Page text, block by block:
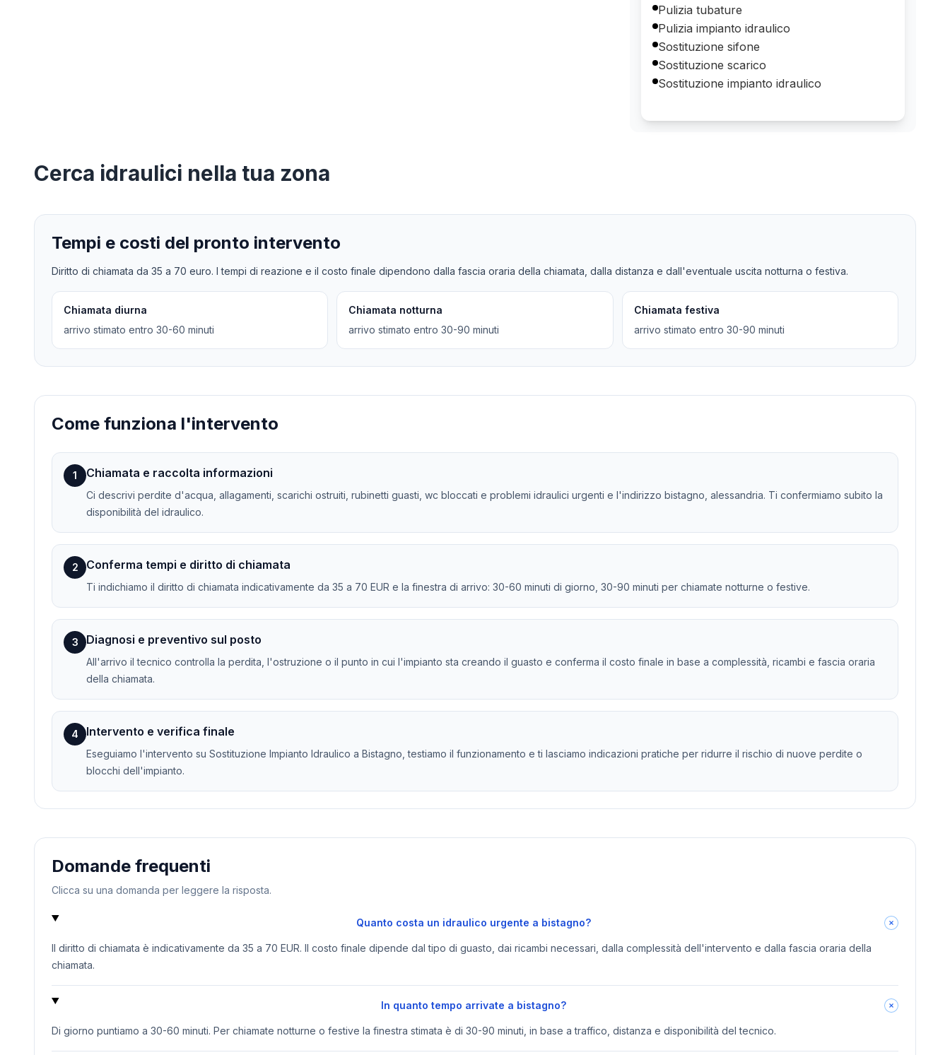
Pulizia tubature
Pulizia impianto idraulico
Sostituzione sifone
Sostituzione scarico
Sostituzione impianto idraulico
Cerca idraulici nella tua zona
Tempi e costi del pronto intervento
Diritto di chiamata da 35 a 70 euro. I tempi di reazione e il costo finale dipendono dalla fascia oraria della chiamata, dalla distanza e dall'eventuale uscita notturna o festiva.
Chiamata diurna
arrivo stimato entro 30-60 minuti
Chiamata notturna
arrivo stimato entro 30-90 minuti
Chiamata festiva
arrivo stimato entro 30-90 minuti
Come funziona l'intervento
1 Chiamata e raccolta informazioni
Ci descrivi perdite d'acqua, allagamenti, scarichi ostruiti, rubinetti guasti, wc bloccati e problemi idraulici urgenti e l'indirizzo bistagno, alessandria. Ti confermiamo subito la
disponibilità del idraulico.
2 Conferma tempi e diritto di chiamata
Ti indichiamo il diritto di chiamata indicativamente da 35 a 70 EUR e la finestra di arrivo: 30-60 minuti di giorno, 30-90 minuti per chiamate notturne o festive.
3 Diagnosi e preventivo sul posto
All'arrivo il tecnico controlla la perdita, l'ostruzione o il punto in cui l'impianto sta creando il guasto e conferma il costo finale in base a complessità, ricambi e fascia oraria
della chiamata.
4 Intervento e verifica finale
Eseguiamo l'intervento su Sostituzione Impianto Idraulico a Bistagno, testiamo il funzionamento e ti lasciamo indicazioni pratiche per ridurre il rischio di nuove perdite o
blocchi dell'impianto.
Domande frequenti
Clicca su una domanda per leggere la risposta.
Quanto costa un idraulico urgente a bistagno?
Il diritto di chiamata è indicativamente da 35 a 70 EUR. Il costo finale dipende dal tipo di guasto, dai ricambi necessari, dalla complessità dell'intervento e dalla fascia oraria della
chiamata.
In quanto tempo arrivate a bistagno?
Di giorno puntiamo a 30-60 minuti. Per chiamate notturne o festive la finestra stimata è di 30-90 minuti, in base a traffico, distanza e disponibilità del tecnico.